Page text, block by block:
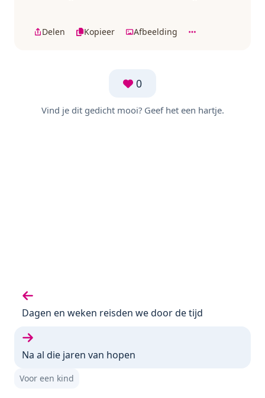
Delen Kopieer Afbeelding
0
Vind je dit gedicht mooi? Geef het een hartje.
Vorige gedicht:
Dagen en weken reisden we door de tijd
Volgende gedicht:
Na al die jaren van hopen
Voor een kind